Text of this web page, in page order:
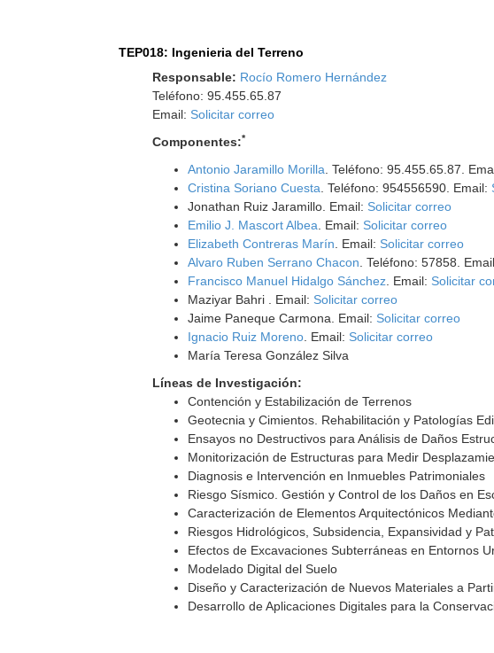
TEP018: Ingenieria del Terreno
Responsable: Rocío Romero Hernández
Teléfono: 95.455.65.87
Email: Solicitar correo
Componentes:*
Antonio Jaramillo Morilla . Teléfono: 95.455.65.87.
Cristina Soriano Cuesta . Teléfono: 954556590. Email:
Jonathan Ruiz Jaramillo. Email: Solicitar correo
Emilio J. Mascort Albea . Email: Solicitar correo
Elizabeth Contreras Marín . Email: Solicitar correo
Alvaro Ruben Serrano Chacon . Teléfono: 57858.
Francisco Manuel Hidalgo Sánchez . Email: Solicitar
Maziyar Bahri . Email: Solicitar correo
Jaime Paneque Carmona. Email: Solicitar correo
Ignacio Ruiz Moreno . Email: Solicitar correo
María Teresa González Silva
Líneas de Investigación:
Contención y Estabilización de Terrenos
Geotecnia y Cimientos. Rehabilitación y Patologías
Ensayos no Destructivos para Análisis de Daños
Monitorización de Estructuras para Medir
Diagnosis e Intervención en Inmuebles Patrimoniales
Riesgo Sísmico. Gestión y Control de los Daños en
Caracterización de Elementos Arquitectónicos
Riesgos Hidrológicos, Subsidencia, Expansividad y
Efectos de Excavaciones Subterráneas en Entornos
Modelado Digital del Suelo
Diseño y Caracterización de Nuevos Materiales a
Desarrollo de Aplicaciones Digitales para la